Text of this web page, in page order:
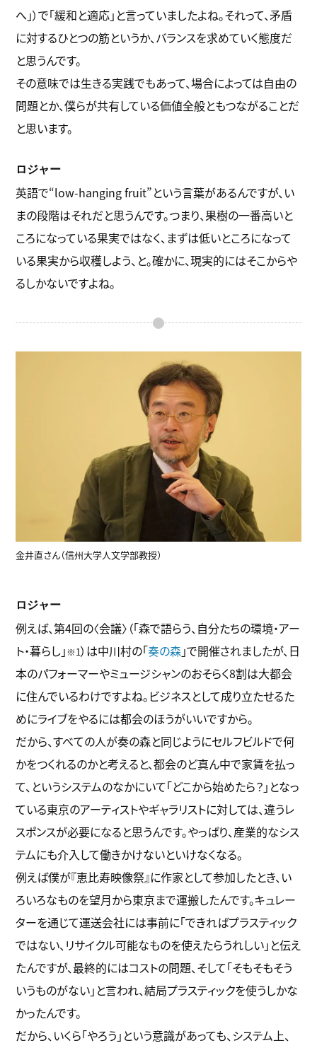
へ」）で「緩和と適応」と言っていましたよね。それって、矛盾
に対するひとつの筋というか、バランスを求めていく態度だ
と思うんです。
その意味では生きる実践でもあって、場合によっては自由の
問題とか、僕らが共有している価値全般ともつながることだ
と思います。
ロジャー
英語で“low-hanging fruit”という言葉があるんですが、い
まの段階はそれだと思うんです。つまり、果樹の一番高いと
ころになっている果実ではなく、まずは低いところになって
いる果実から収穫しよう、と。確かに、現実的にはそこからや
るしかないですよね。
金井直さん（信州大学人文学部教授）
ロジャー
例えば、第4回の〈会議〉（「森で語らう、自分たちの環境・アー
ト・暮らし」 ※1）は中川村の「奏の森」で開催されましたが、日
本のパフォーマーやミュージシャンのおそらく8割は大都会
に住んでいるわけですよね。ビジネスとして成り立たせるた
めにライブをやるには都会のほうがいいですから。
だから、すべての人が奏の森と同じようにセルフビルドで何
かをつくれるのかと考えると、都会のど真ん中で家賃を払っ
て、というシステムのなかにいて「どこから始めたら？」となっ
ている東京のアーティストやギャラリストに対しては、違うレ
スポンスが必要になると思うんです。やっぱり、産業的なシス
テムにも介入して働きかけないといけなくなる。
例えば僕が『恵比寿映像祭』に作家として参加したとき、い
ろいろなものを望月から東京まで運搬したんです。キュレー
ターを通じて運送会社には事前に「できればプラスティック
ではない、リサイクル可能なものを使えたらうれしい」と伝え
たんですが、最終的にはコストの問題、そして「そもそもそう
いうものがない」と言われ、結局プラスティックを使うしかな
かったんです。
だから、いくら「やろう」という意識があっても、システム上、